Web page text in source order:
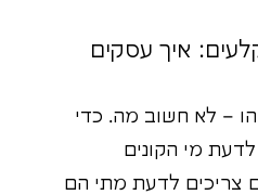
איך עסקים
– לא חשוב מה. כדי
מי הקונים
צריכים לדעת מתי הם